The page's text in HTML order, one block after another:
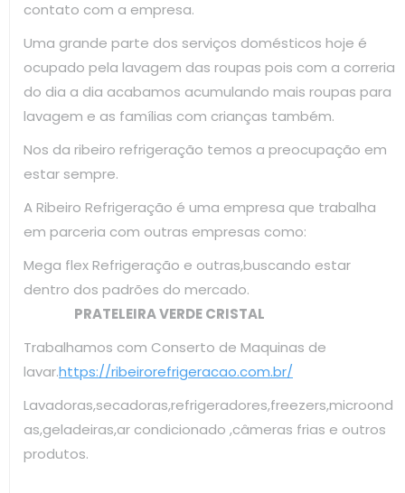
contato com a empresa.
Uma grande parte dos serviços domésticos hoje é
ocupado pela lavagem das roupas pois com a correria
do dia a dia acabamos acumulando mais roupas para
lavagem e as famílias com crianças também.
Nos da ribeiro refrigeração temos a preocupação em
estar sempre.
A Ribeiro Refrigeração é uma empresa que trabalha
em parceria com outras empresas como:
Mega flex Refrigeração e outras,buscando estar
dentro dos padrões do mercado.
PRATELEIRA VERDE CRISTAL
Trabalhamos com Conserto de Maquinas de
lavar.https://ribeirorefrigeracao.com.br/
Lavadoras,secadoras,refrigeradores,freezers,microond
as,geladeiras,ar condicionado ,câmeras frias e outros
produtos.